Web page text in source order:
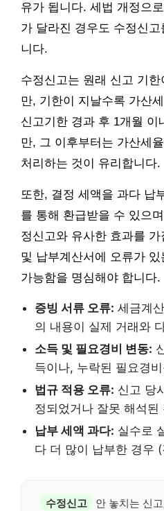
유가 됩니다. 세법 개정으
가 달라진 경우도 수정신
니다.
수정신고는 원래 신고 기한
만, 기한이 지날수록 가산
신고기한 경과 후 1개월 이
만, 그 이후부터는 가산세
처리하는 것이 유리합니다.
또한, 결정 세액을 과다 납
를 통해 환급받을 수 있으
정신고와 유사한 효과를
및 납부계산서에 오류가
가능함을 명심해야 합니다.
증빙 서류 오류: 세금계
의 내용이 실제 거래와
소득 및 필요경비 변동:
득이나, 누락된 필요경
법규 적용 오류: 신고 당
정되었거나 잘못 해석된
납부 세액 과다: 실수로
다 더 많이 납부한 경우
수정신고
안 놓치는 신